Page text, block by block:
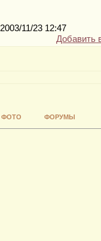
2003/11/23 12:47
Добавить
ФОТО ФОРУМЫ